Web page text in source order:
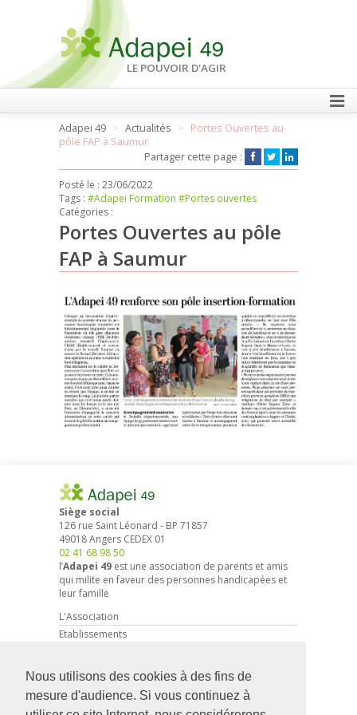
Nous utilisons des cookies à des fins de
mesure d'audience. Si vous continuez à
LE POUVOIR D'AGIR
FAIRE UN DON
Adapei 49 Actualités
Portes Ouvertes au
pôle FAP à Saumur
Partager cette page :
Posté le : 23/06/2022
Tags : #Adapei Formation #Portes ouvertes
Catégories :
Portes Ouvertes au pôle
FAP à Saumur
Siège social
126 rue Saint Léonard - BP 71857
49018Angers CEDEX 01
02 41 68 98 50
l’Adapei 49 est une association de parents et amis
qui milite en faveur des personnes handicapées et
leur famille
L'Association
Etablissements
Actions associatives
Actualités